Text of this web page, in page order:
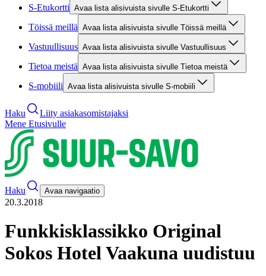
S-Etukortti Avaa lista alisivuista sivulle S-Etukortti
Töissä meillä Avaa lista alisivuista sivulle Töissä meillä
Vastuullisuus Avaa lista alisivuista sivulle Vastuullisuus
Tietoa meistä Avaa lista alisivuista sivulle Tietoa meistä
S-mobiili Avaa lista alisivuista sivulle S-mobiili
Haku
Liity asiakasomistajaksi
Mene Etusivulle
Haku Avaa navigaatio
20.3.2018
Funkkisklassikko Original
Sokos Hotel Vaakuna uudistuu